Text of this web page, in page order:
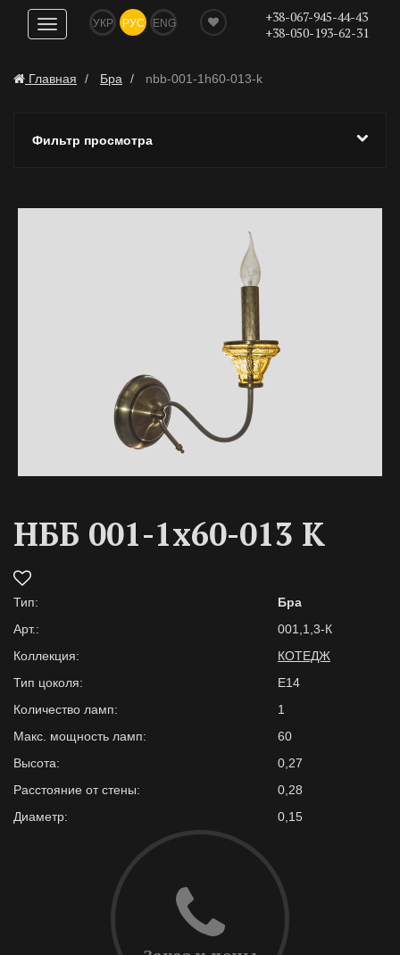
Показать
навигацию
УКР РУС ENG
+38-067-945-44-43
+38-050-193-62-31
Главная Бра nbb-001-1h60-013-k
Фильтр просмотра
НББ 001-1х60-013 К
Тип:
Бра
Арт.:
001,1,3-К
Коллекция:
КОТЕДЖ
Тип цоколя:
Е14
Количество ламп:
1
Макс. мощность ламп:
60
Высота:
0,27
Расстояние от стены:
0,28
Диаметр:
0,15